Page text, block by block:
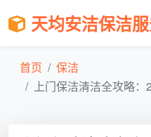
天均安洁保洁
首页
保洁
上门保洁清洁全攻略：